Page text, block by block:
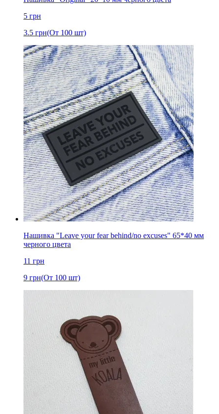
5 грн
3.5 грн(От 100 шт)
Нашивка "Leave your fear behind/no excuses" 65*40 мм
черного цвета
11 грн
9 грн(От 100 шт)